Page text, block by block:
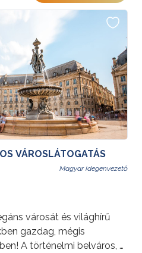
kattintson
VÁROSLÁTOGATÁS
Magyar idegenvezető
városát és világhírű
gazdag, mégis
A történelmi belváros, a